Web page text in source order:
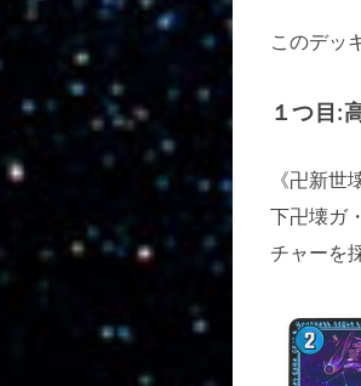
このデッ
１つ目:
《卍新
下卍壊ガ
チャーを